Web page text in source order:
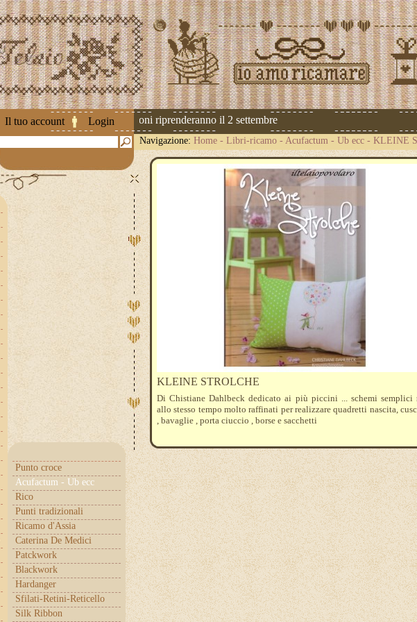
Il tuo account Login
Attenzione ! Le spedizioni riprenderanno il 2 settembre
Navigazione: Home - Libri-ricamo - Acufactum - Ub ecc - KLEINE
Punto croce
Acufactum - Ub ecc
Rico
Punti tradizionali
Ricamo d'Assia
Caterina De Medici
Patckwork
Blackwork
Hardanger
Sfilati-Retini-Reticello
Silk Ribbon
KLEINE STROLCHE
Di Chistiane Dahlbeck dedicato ai più piccini ... schemi semplici
allo stesso tempo molto raffinati per realizzare quadretti nascita,
, bavaglie , porta ciuccio , borse e sacchetti